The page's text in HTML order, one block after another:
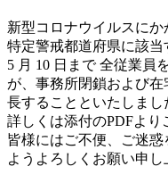
新型コロナウイルスにか
特定警戒都道府県に該当
5 月 10 日まで 全従業員
が、事務所閉鎖および
長することといたしまし
詳しくは添付のPDFより
皆様にはご不便、ご迷
ようよろしくお願い申し